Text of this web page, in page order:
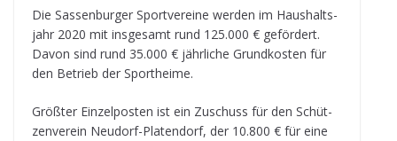
Die Sas­sen­bur­ger Sport­ver­eine wer­den im Haus­halts­
jahr 2020 mit ins­ge­samt rund 125.000 € geför­dert.
Davon sind rund 35.000 € jähr­li­che Grund­kos­ten für
den Betrieb der Sportheime.
Größ­ter Ein­zel­pos­ten ist ein Zuschuss für den Schüt­
zen­ver­ein Neu­dorf-Pla­ten­dorf, der 10.800 € für eine